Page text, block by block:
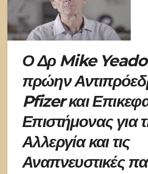
Ο Δρ Mike
πρώην
Pfizer και
Επιστήμονας για
Αλλεργία και τις
Αναπνευστικές